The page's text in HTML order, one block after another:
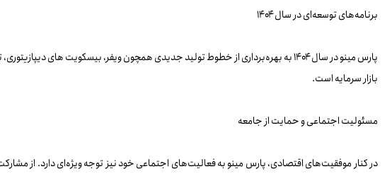
برنامه‌های توسعه‌ای در سال ۱۴۰۴
بازار سرمایه است.
مسئولیت اجتماعی و حمایت از جامعه
در کنار موفقیت‌های اقتصادی، پارس مینو به فعالیت‌های اجتماعی خود نیز توجه ویژه‌ای دارد. از